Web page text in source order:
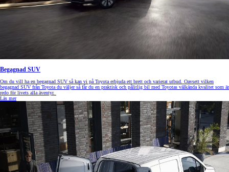
Begagnad SUV
Om du vill ha en begagnad SUV så kan vi på Toyota erbjuda ett brett och varierat utbud. Oavsett vilken
begagnad SUV från Toyota du väljer så får du en praktisk och pålitlig bil med Toyotas välkända kvalitet som är
redo för livets alla äventyr.
Läs mer